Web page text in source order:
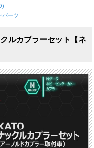
パーツ
ルカプラーセット【ネ